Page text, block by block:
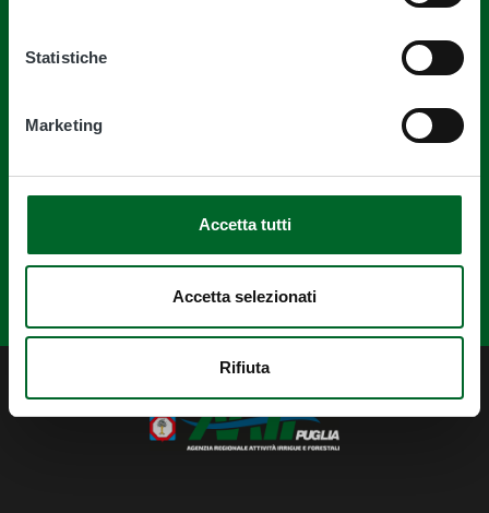
Statistiche
Marketing
Accetta tutti
Accetta selezionati
Rifiuta